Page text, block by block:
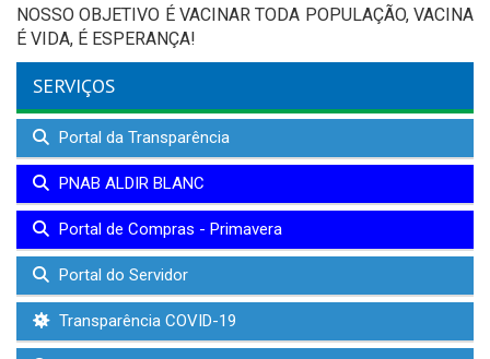
NOSSO OBJETIVO É VACINAR TODA POPULAÇÃO, VACINA
É VIDA, É ESPERANÇA!
SERVIÇOS
Portal da Transparência
PNAB ALDIR BLANC
Portal de Compras - Primavera
Portal do Servidor
Transparência COVID-19